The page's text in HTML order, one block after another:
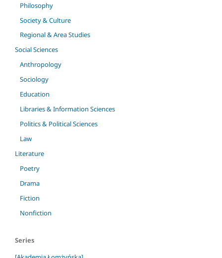
Philosophy
Society & Culture
Regional & Area Studies
Social Sciences
Anthropology
Sociology
Education
Libraries & Information Sciences
Politics & Political Sciences
Law
Literature
Poetry
Drama
Fiction
Nonfiction
Series